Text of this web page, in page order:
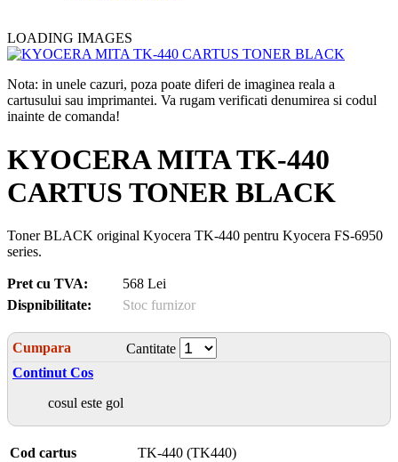
LOADING IMAGES
Nota: in unele cazuri, poza poate diferi de imaginea reala a
cartusului sau imprimantei. Va rugam verificati denumirea si codul
inainte de comanda!
KYOCERA MITA TK-440
CARTUS TONER BLACK
Toner BLACK original Kyocera TK-440 pentru Kyocera FS-6950
series.
Pret cu TVA:
568 Lei
Dispnibilitate:
Stoc furnizor
Cumpara
Cantitate
Continut Cos
cosul este gol
Cod cartus
TK-440 (TK440)